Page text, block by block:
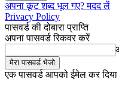
अपना कूट शब्द भूल गए? मदद लें
Privacy Policy
पासवर्ड की दोबारा प्राप्ति
अपना पासवर्ड रिकवर करें
एक पासवर्ड आपको ईमेल कर दिया